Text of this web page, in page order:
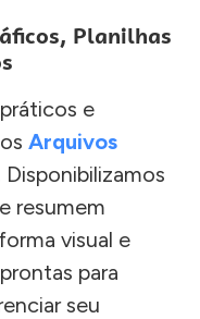
Planilhas
e
Arquivos
resumem
visual e
para
seu